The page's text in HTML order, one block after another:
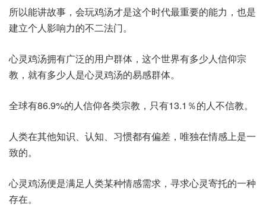
所以能讲故事，会玩鸡汤才是这个时代最重要的能力，也是
建立个人影响力的不二法门。
心灵鸡汤拥有广泛的用户群体，这个世界有多少人信仰宗
教，就有多少人是心灵鸡汤的易感群体。
全球有86.9%的人信仰各类宗教，只有13.1％的人不信教。
人类在其他知识、认知、习惯都有偏差，唯独在情感上是一
致的。
心灵鸡汤便是满足人类某种情感需求，寻求心灵寄托的一种
存在。